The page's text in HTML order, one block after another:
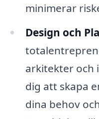
minimerar
Design och
arkitekter och
dig att skapa
dina behov